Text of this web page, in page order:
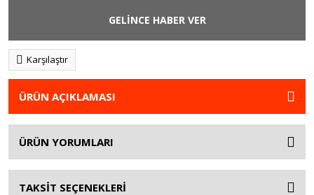
GELİNCE HABER VER
Karşılaştır
ÜRÜN AÇIKLAMASI
ÜRÜN YORUMLARI
TAKSİT SEÇENEKLERİ